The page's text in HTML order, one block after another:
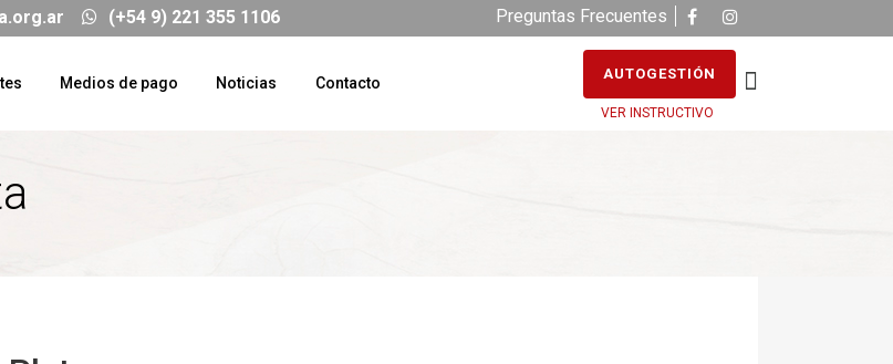
(+54 9) 221 355 1106 Preguntas Frecuentes
AUTOGESTIÓN
VER INSTRUCTIVO
Medios de pago Noticias Contacto